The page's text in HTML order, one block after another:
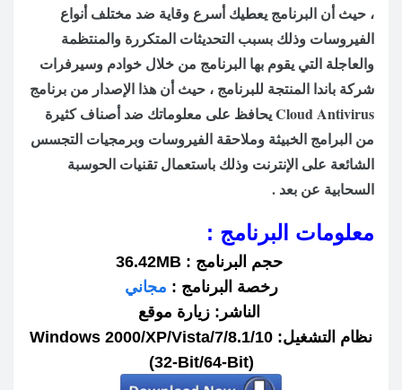
، حيث أن البرنامج يعطيك أسرع وقاية ضد مختلف أنواع
الفيروسات وذلك بسبب التحديثات المتكررة والمنتظمة
والعاجلة التي يقوم بها البرنامج من خلال خوادم وسيرفرات
شركة باندا المنتجة للبرنامج ، حيث أن هذا الإصدار من برنامج
Cloud Antivirus يحافظ على معلوماتك ضد أصناف كثيرة
من البرامج الخبيثة وملاحقة الفيروسات وبرمجيات التجسس
الشائعة على الإنترنت وذلك باستعمال تقنيات الحوسبة
السحابية عن بعد .
معلومات البرنامج :
حجم البرنامج : 36.42MB
رخصة البرنامج : مجاني
الناشر: زيارة موقع
نظام التشغيل: Windows 2000/XP/Vista/7/8.1/10
(32-Bit/64-Bit)